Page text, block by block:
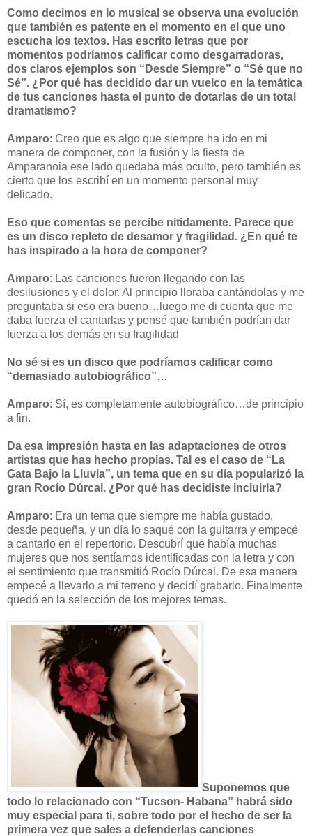
Como decimos en lo musical se observa una evolución
que también es patente en el momento en el que uno
escucha los textos. Has escrito letras que por
momentos podríamos calificar como desgarradoras,
dos claros ejemplos son “Desde Siempre” o “Sé que no
Sé”. ¿Por qué has decidido dar un vuelco en la temática
de tus canciones hasta el punto de dotarlas de un total
dramatismo?
Amparo: Creo que es algo que siempre ha ido en mi
manera de componer, con la fusión y la fiesta de
Amparanoia ese lado quedaba más oculto, pero también es
cierto que los escribí en un momento personal muy
delicado.
Eso que comentas se percibe nitidamente. Parece que
es un disco repleto de desamor y fragilidad. ¿En qué te
has inspirado a la hora de componer?
Amparo: Las canciones fueron llegando con las
desilusiones y el dolor. Al principio lloraba cantándolas y me
preguntaba si eso era bueno…luego me di cuenta que me
daba fuerza el cantarlas y pensé que también podrían dar
fuerza a los demás en su fragilidad
No sé si es un disco que podríamos calificar como
“demasiado autobiográfico”…
Amparo: Sí, es completamente autobiográfico…de principio
a fin.
Da esa impresión hasta en las adaptaciones de otros
artistas que has hecho propias. Tal es el caso de “La
Gata Bajo la Lluvia”, un tema que en su día popularizó la
gran Rocío Dúrcal. ¿Por qué has decidiste incluirla?
Amparo: Era un tema que siempre me había gustado,
desde pequeña, y un día lo saqué con la guitarra y empecé
a cantarlo en el repertorio. Descubrí que había muchas
mujeres que nos sentíamos identificadas con la letra y con
el sentimiento que transmitió Rocío Dúrcal. De esa manera
empecé a llevarlo a mi terreno y decidí grabarlo. Finalmente
quedó en la selección de los mejores temas.
Suponemos que
todo lo relacionado con “Tucson- Habana” habrá sido
muy especial para ti, sobre todo por el hecho de ser la
primera vez que sales a defenderlas canciones